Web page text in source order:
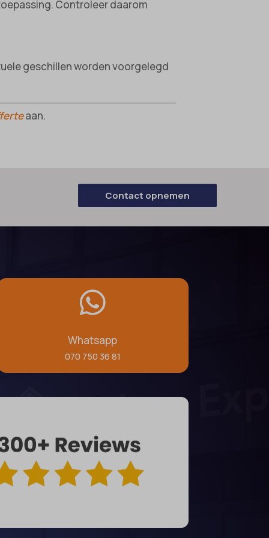
Controleer daarom
geschillen worden voorgelegd
aan.
Contact opnemen

Whatsapp
070 750 36 81